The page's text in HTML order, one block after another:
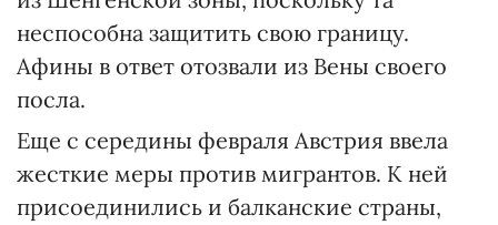
неспособна защитить свою границу.
Афины в ответ отозвали из Вены своего
посла.
Еще с середины февраля Австрия ввела
жесткие меры против мигрантов. К ней
присоединились и балканские страны,